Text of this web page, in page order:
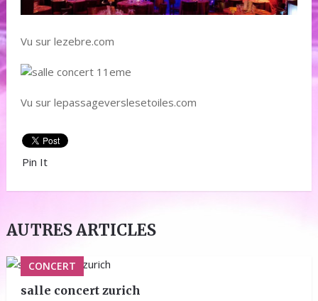
Vu sur lezebre.com
Vu sur lepassageverslesetoiles.com
Pin It
AUTRES ARTICLES
CONCERT
salle concert zurich